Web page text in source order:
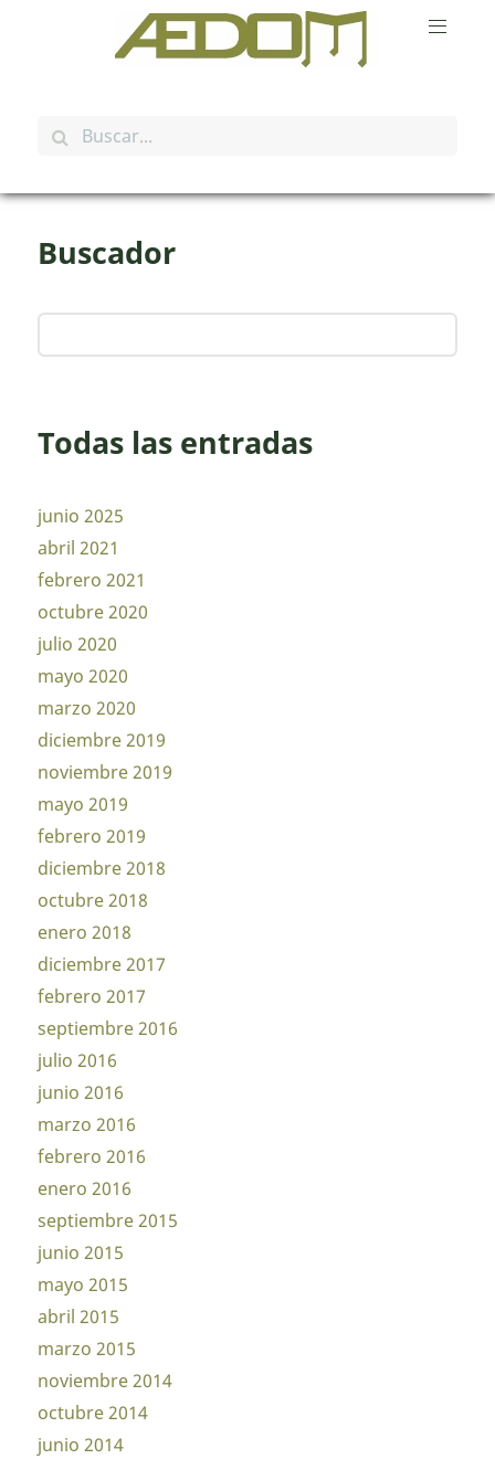
Buscador
Todas las entradas
junio 2025
abril 2021
febrero 2021
octubre 2020
julio 2020
mayo 2020
marzo 2020
diciembre 2019
noviembre 2019
mayo 2019
febrero 2019
diciembre 2018
octubre 2018
enero 2018
diciembre 2017
febrero 2017
septiembre 2016
julio 2016
junio 2016
marzo 2016
febrero 2016
enero 2016
septiembre 2015
junio 2015
mayo 2015
abril 2015
marzo 2015
noviembre 2014
octubre 2014
junio 2014